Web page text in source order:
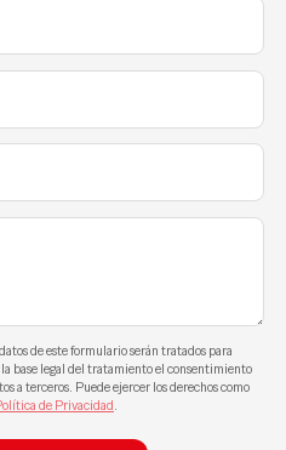
de este formulario serán tratados para
base legal del tratamiento el consentimiento
a terceros. Puede ejercer los derechos como
de Privacidad.